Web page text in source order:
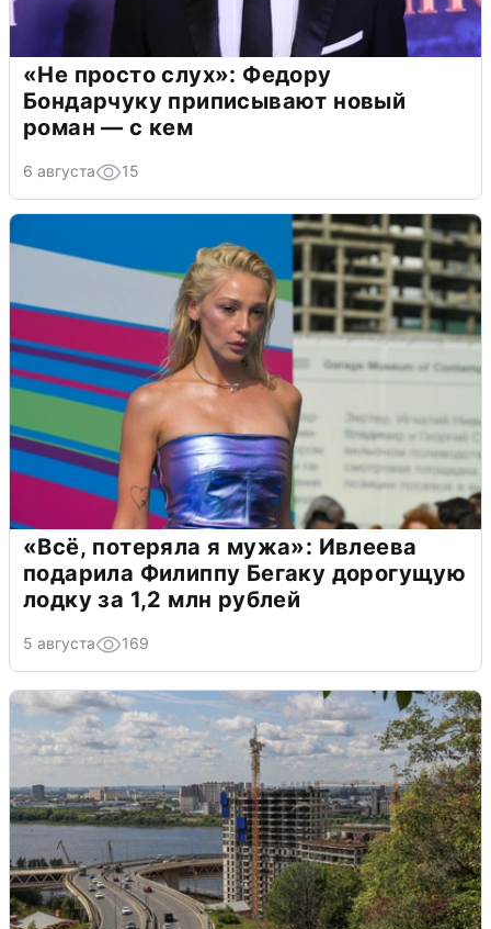
«Не просто слух»: Федору
Бондарчуку приписывают новый
роман — с кем
6 августа 15
«Всё, потеряла я мужа»: Ивлеева
подарила Филиппу Бегаку дорогущую
лодку за 1,2 млн рублей
5 августа 169